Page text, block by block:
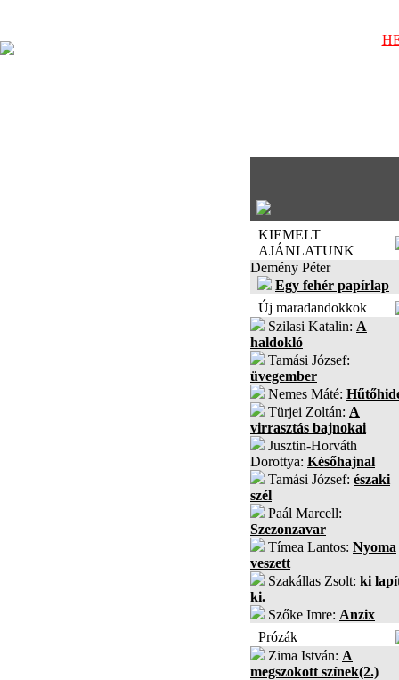
KIEMELT
AJÁNLATUNK
Demény Péter
Egy fehér papírlap
Új maradandokkok
Szilasi Katalin: A
haldokló
Tamási József:
üvegember
Nemes Máté:
Türjei Zoltán: A
virrasztás bajnokai
Jusztin-Horváth
Dorottya: Későhajnal
Tamási József: északi
szél
Paál Marcell:
Szezonzavar
Tímea Lantos: Nyoma
veszett
Szakállas Zsolt: ki
ki.
Szőke Imre: Anzix
Prózák
Zima István: A
megszokott színek(2.)